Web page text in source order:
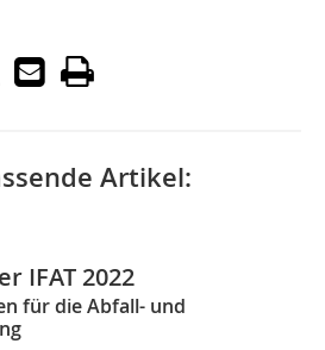
Artikel:
IFAT 2022
für die Abfall- und